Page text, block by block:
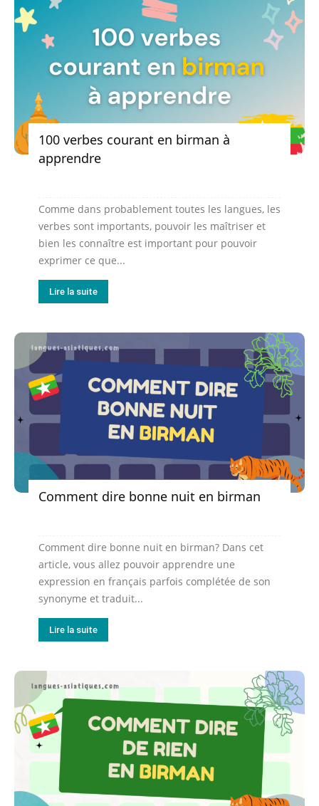
100 verbes courant en birman à
apprendre
Comme dans probablement toutes les langues, les
verbes sont importants, pouvoir les maîtriser et
bien les connaître est important pour pouvoir
exprimer ce que...
Lire la suite
Comment dire bonne nuit en birman
Comment dire bonne nuit en birman? Dans cet
article, vous allez pouvoir apprendre une
expression en français parfois complétée de son
synonyme et traduit...
Lire la suite